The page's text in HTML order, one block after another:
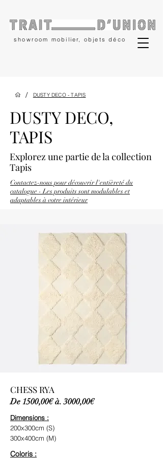
showroom mobilier, objets déco
/ DUSTY DECO - TAPIS
DUSTY DECO,
TAPIS
Explorez une partiede la collection
Tapis
Contactez-nous pour découvrir l'entièreté du
catalogue - Les produits sont modulables et
adaptables à votre intérieur
CHESS RYA
De 1500,00€ à. 3000,00€
Dimensions :
200x300cm (S)
300x400cm (M)
Coloris :